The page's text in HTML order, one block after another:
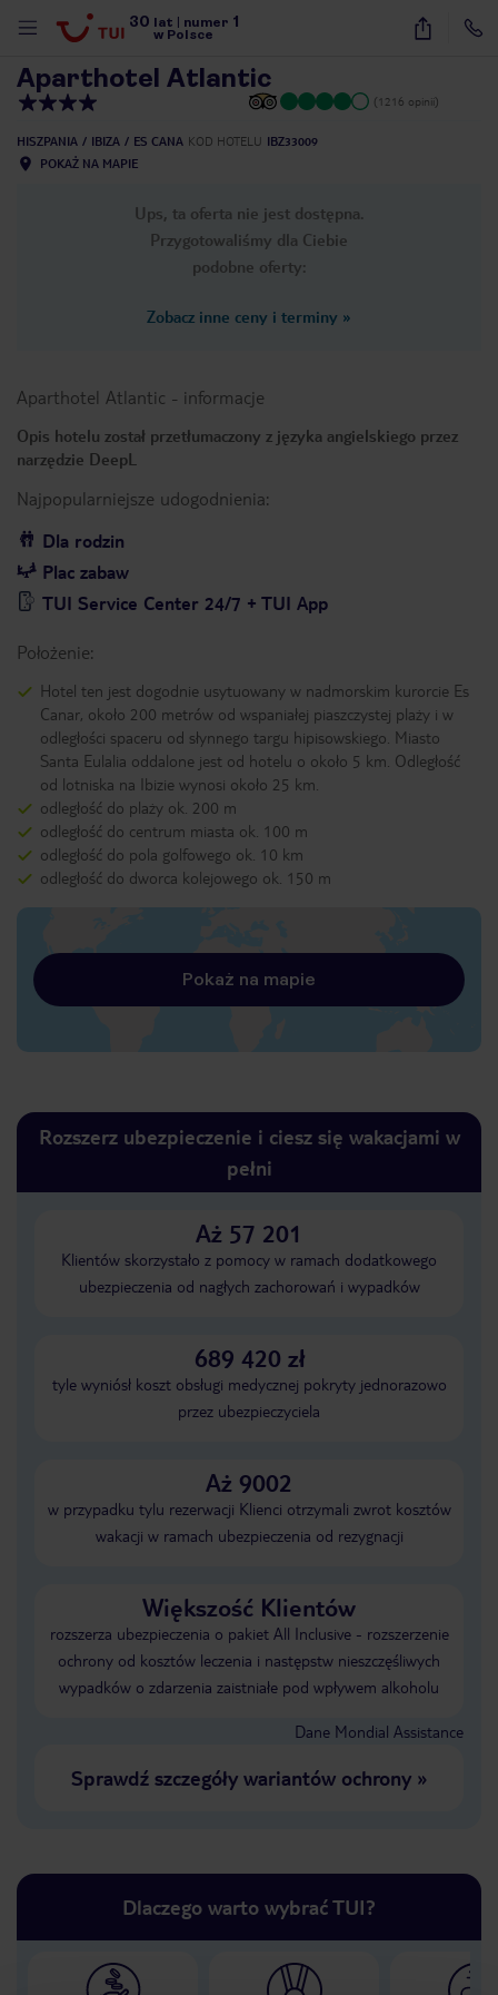
30 lat numer 1
w Polsce
32
Aparthotel Atlantic
(1216 opinii)
HISZPANIA IBIZA ES CANA KOD HOTELU IBZ33009
POKAŻ NA MAPIE
Ups, ta oferta nie jest dostępna.
Przygotowaliśmy dla Ciebie
podobne oferty:
Zobacz inne ceny i terminy »
Aparthotel Atlantic - informacje
Opis hotelu został przetłumaczony z języka angielskiego przez
narzędzie DeepL
Najpopularniejsze udogodnienia:
Dla rodzin
Plac zabaw
TUI Service Center 24/7 + TUI App
Położenie:
Hotel ten jest dogodnie usytuowany w nadmorskim kurorcie Es
Canar, około 200 metrów od wspaniałej piaszczystej plaży i w
odległości spaceru od słynnego targu hipisowskiego. Miasto
Santa Eulalia oddalone jest od hotelu o około 5 km. Odległość
od lotniska na Ibizie wynosi około 25 km.
odległość do plaży ok. 200 m
odległość do centrum miasta ok. 100 m
odległość do pola golfowego ok. 10 km
odległość do dworca kolejowego ok. 150 m
Pokaż na mapie
Rozszerz ubezpieczenie i ciesz się wakacjami w
pełni
Aż 57 201
Klientów skorzystało z pomocy w ramach dodatkowego
ubezpieczenia od nagłych zachorowań i wypadków
689 420 zł
tyle wyniósł koszt obsługi medycznej pokryty jednorazowo
przez ubezpieczyciela
Aż 9002
w przypadku tylu rezerwacji Klienci otrzymali zwrot kosztów
wakacji w ramach ubezpieczenia od rezygnacji
Większość Klientów
rozszerza ubezpieczenia o pakiet All Inclusive - rozszerzenie
ochrony od kosztów leczenia i następstw nieszczęśliwych
wypadków o zdarzenia zaistniałe pod wpływem alkoholu
Dane Mondial Assistance
Sprawdź szczegóły wariantów ochrony»
Dlaczego warto wybrać TUI?